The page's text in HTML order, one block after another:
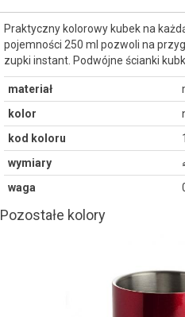
Praktyczny kolorowy kubek na
pojemności 250 ml pozwoli na
zupki instant. Podwójne ścianki
materiał
kolor
kod koloru
wymiary
waga
Pozostałe kolory